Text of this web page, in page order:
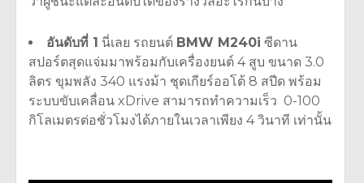
อันดับที่ 1 นี่เลย รถยนต์ BMW M240i ซีดาน
สปอร์ตสุดแจ่มมาพร้อมกับเครื่องยนต์ 4 สูบ ขนาด 3.0
ลิตร ขุมพลัง 340 แรงม้า ชุดเกียร์ออโต้ 8 สปีด พร้อม
ระบบขับเคลื่อน xDrive สามารถทำความเร็ว 0-100
กิโลเมตรต่อชั่วโมงได้ภายในเวลาเพียง 4 วินาที เท่านั้น